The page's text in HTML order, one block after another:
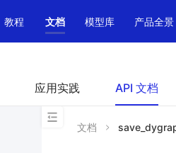
教程 文档 模型库 产品全景
应用实践 API 文档
文档